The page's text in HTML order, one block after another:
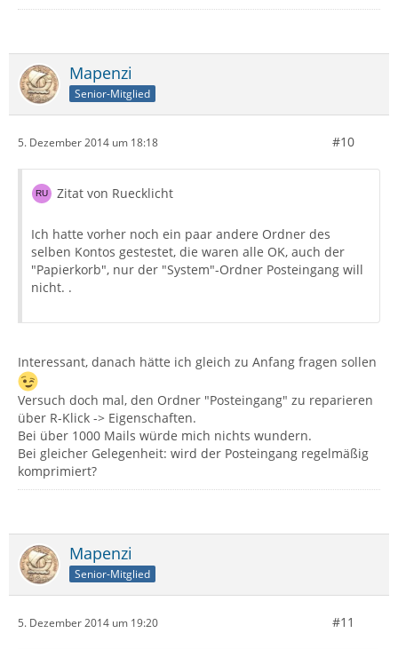
Mapenzi
Senior-Mitglied
5. Dezember 2014 um 18:18 #10
Zitat von Ruecklicht
Ich hatte vorher noch ein paar andere Ordner des
selben Kontos gestestet, die waren alle OK, auch der
"Papierkorb", nur der "System"-Ordner Posteingang will
nicht. .
Interessant, danach hätte ich gleich zu Anfang fragen sollen
Versuch doch mal, den Ordner "Posteingang" zu reparieren
über R-Klick -> Eigenschaften.
Bei über 1000 Mails würde mich nichts wundern.
Bei gleicher Gelegenheit: wird der Posteingang regelmäßig
komprimiert?
Mapenzi
Senior-Mitglied
5. Dezember 2014 um 19:20 #11